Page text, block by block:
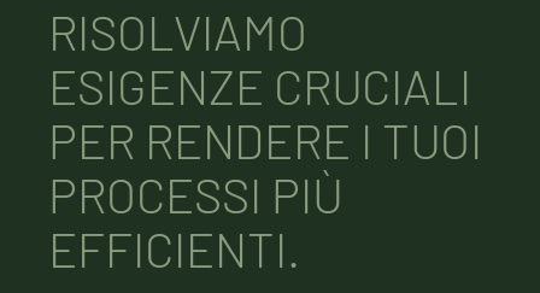
RISOLVIAMO
ESIGENZE CRUCIALI
PER RENDERE I TUOI
PROCESSI PIÙ
EFFICIENTI.